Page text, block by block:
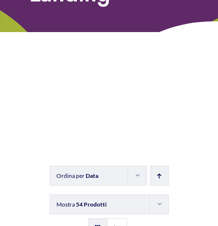
Fundraising Academy
Ordina perData
Mostra54 Prodotti